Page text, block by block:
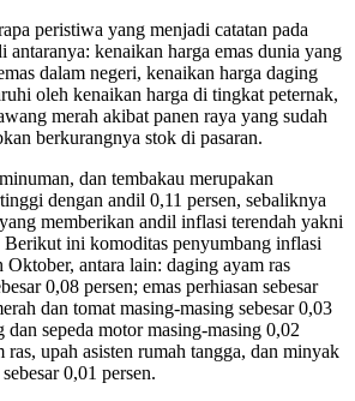
peristiwa yang menjadi catatan pada
kenaikan harga emas dunia yang
dalam negeri, kenaikan harga daging
oleh kenaikan harga di tingkat peternak,
merah akibat panen raya yang sudah
berkurangnya stok di pasaran.
dan tembakau merupakan
dengan andil 0,11 persen, sebaliknya
memberikan andil inflasi terendah yakni
Berikut ini komoditas penyumbang inflasi
antara lain: daging ayam ras
0,08 persen; emas perhiasan sebesar
dan tomat masing-masing sebesar 0,03
dan sepeda motor masing-masing 0,02
ras, upah asisten rumah tangga, dan minyak
0,01 persen.